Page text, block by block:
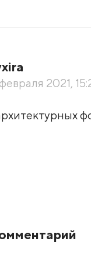
2021,